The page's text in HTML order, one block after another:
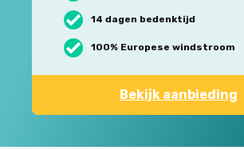
14 dagen bedenktijd
100% Europese windstroom
Bekijk aanbieding